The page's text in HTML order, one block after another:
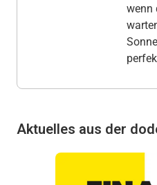
wenn
Aktuelles aus der